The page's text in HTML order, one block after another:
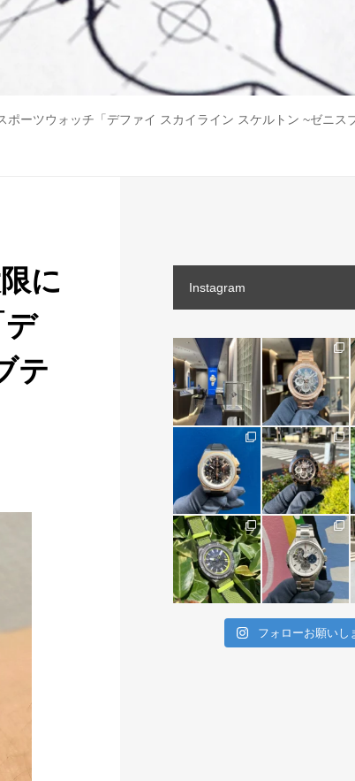
ーツウォッチ「デファイ スカイライン スケルトン ~ゼニス
に
テ
Instagram
フォローお願いし